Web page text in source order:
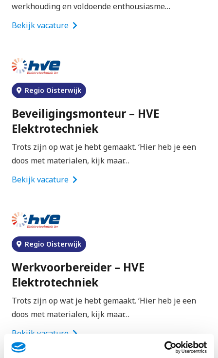
werkhouding en voldoende enthousiasme…
Bekijk vacature
Regio Oisterwijk
Beveiligingsmonteur – HVE
Elektrotechniek
Trots zijn op wat je hebt gemaakt. ‘Hier heb je een
doos met materialen, kijk maar…
Bekijk vacature
Regio Oisterwijk
Werkvoorbereider – HVE
Elektrotechniek
Trots zijn op wat je hebt gemaakt. ‘Hier heb je een
doos met materialen, kijk maar…
Bekijk vacature